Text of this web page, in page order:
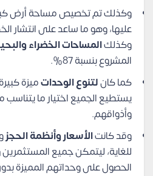
وكذلك تم تخصيص مساحة أرض
عليها، وهو ما ساعد على انتشار
وكذلكالمساحات الخضراء
المشروع بنسبة 87%.
كما كانلتنوعالوحداتميزة
يستطيع الجميع اختيار ما
وأذواقهم.
وقد كانتالأسعار وأنظمة الحجز
للغاية، ليتمكن جميع
الحصول على وحداتهم المميزة